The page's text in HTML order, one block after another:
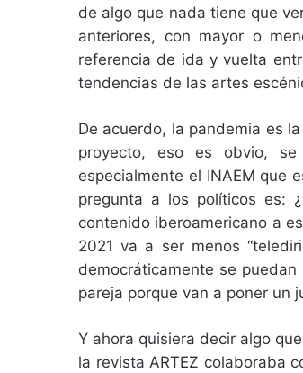
de algo que nada tiene que
anteriores, con mayor o
referencia de ida y vuelta
tendencias de las artes
De acuerdo, la pandemia es
proyecto, eso es obvio,
especialmente el INAEM que
pregunta a los políticos es:
contenido iberoamericano a
2021 va a ser menos
democráticamente se
pareja porque van a poner un
Y ahora quisiera decir algo
la revista ARTEZ colaboraba